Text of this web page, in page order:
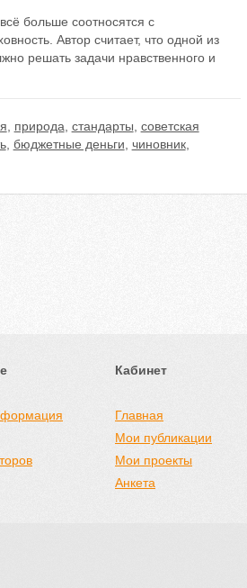
больше соотносятся с
Автор считает, что одной из
решать задачи нравственного и
природа стандарты советская
, бюджетные деньги чиновник,
Кабинет
Главная
Мои публикации
Мои проекты
Анкета